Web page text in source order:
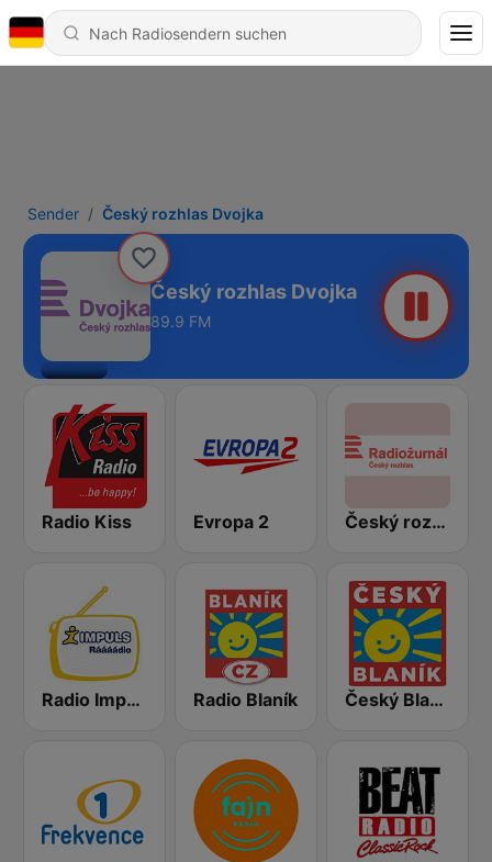
Sender Český rozhlas Dvojka
Český rozhlas Dvojka
89.9 FM
Radio Kiss Evropa 2 Český rozhlas Radiožurnál
Radio Impuls Radio Blaník Český Blaník